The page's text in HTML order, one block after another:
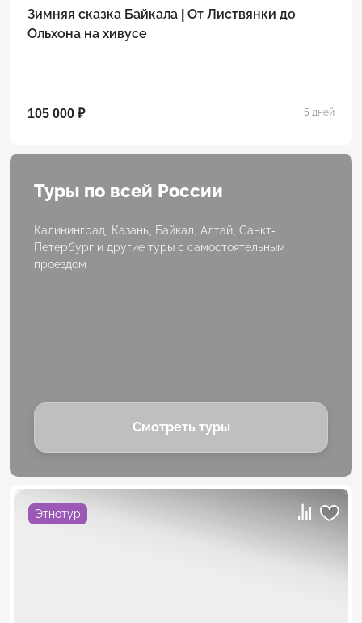
Зимняя сказка Байкала | От Листвянки до
Ольхона на хивусе
105 000 ₽ 5 дней
Туры по всей России
Калининград, Казань, Байкал, Алтай, Санкт-
Петербург и другие туры с самостоятельным
проездом
Смотреть туры
Этнотур